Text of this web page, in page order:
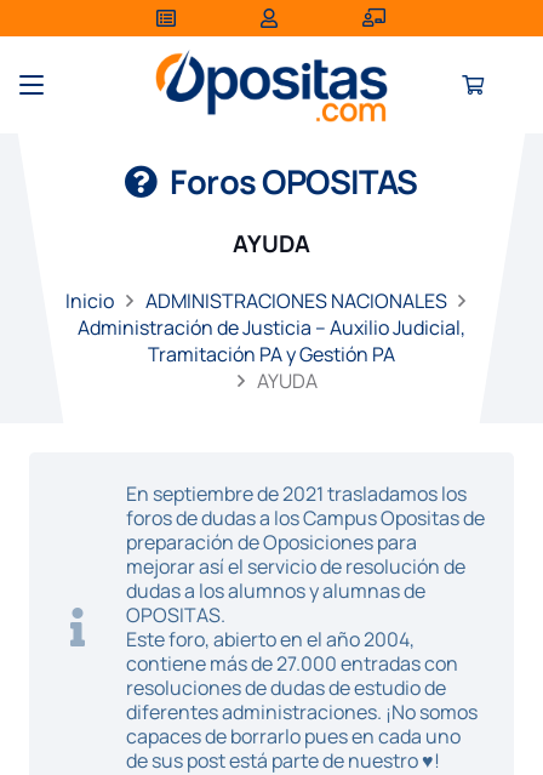
Foros OPOSITAS
AYUDA
Inicio
ADMINISTRACIONES NACIONALES
Administración de Justicia – Auxilio Judicial,
Tramitación PA y Gestión PA
AYUDA
En septiembre de 2021 trasladamos los
foros de dudas a los Campus Opositas de
preparación de Oposiciones para
mejorar así el servicio de resolución de
dudas a los alumnos y alumnas de
OPOSITAS.
Este foro, abierto en el año 2004,
contiene más de 27.000 entradas con
resoluciones de dudas de estudio de
diferentes administraciones. ¡No somos
capaces de borrarlo pues en cada uno
de sus post está parte de nuestro ♥!